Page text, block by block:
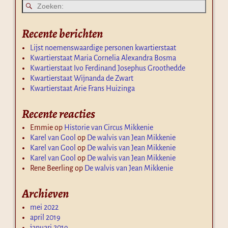
Recente berichten
Lijst noemenswaardige personen kwartierstaat
Kwartierstaat Maria Cornelia Alexandra Bosma
Kwartierstaat Ivo Ferdinand Josephus Groothedde
Kwartierstaat Wijnanda de Zwart
Kwartierstaat Arie Frans Huizinga
Recente reacties
Emmieop Historie van Circus Mikkenie
Karel van Gool op De walvis van Jean Mikkenie
Karel van Gool op De walvis van Jean Mikkenie
Karel van Gool op De walvis van Jean Mikkenie
Rene Beerlingop De walvis van Jean Mikkenie
Archieven
mei 2022
april 2019